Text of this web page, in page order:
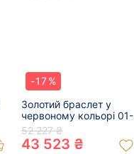
-17%
Золотий браслет у
червоному кольорі 01-
200810724
52 227 ₴
43 523 ₴